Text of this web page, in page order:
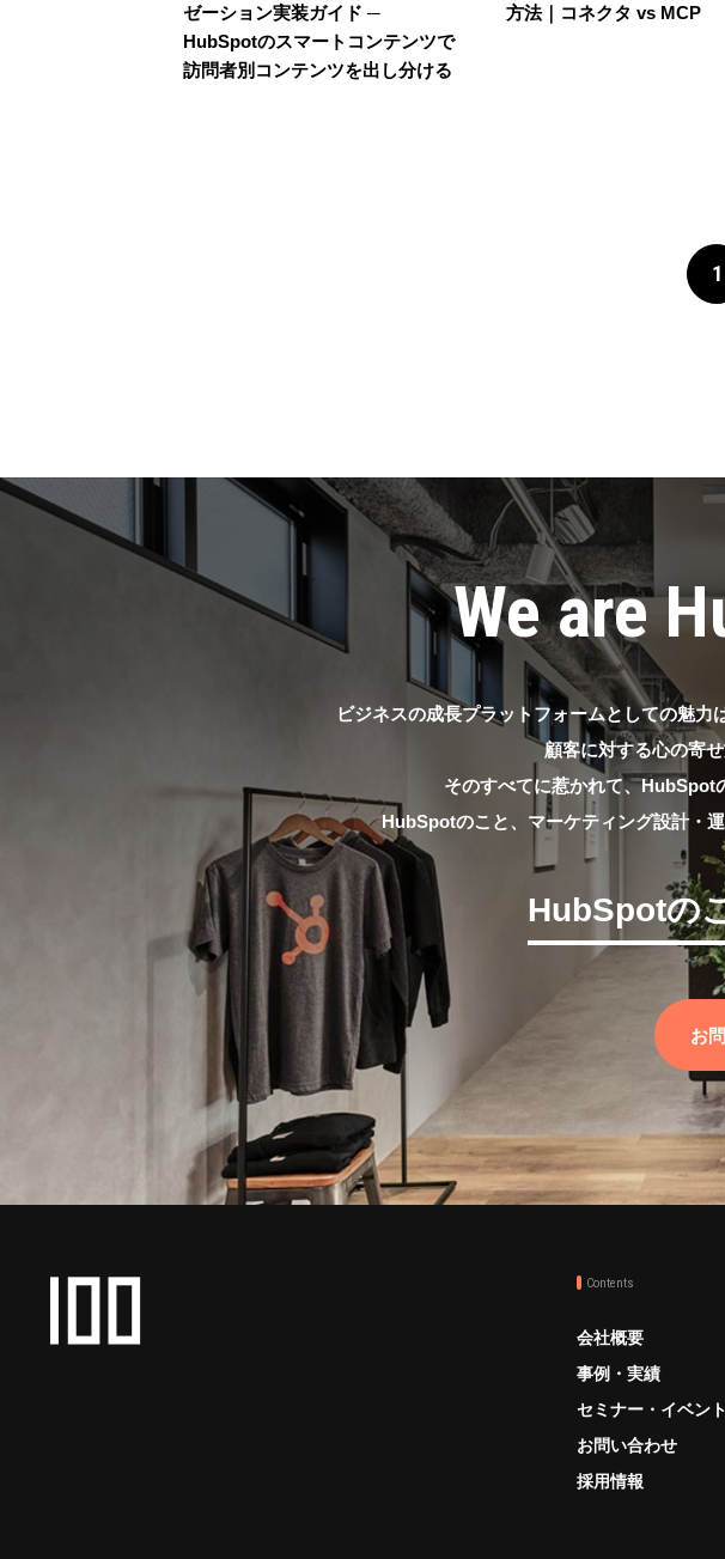
ゼーション実装ガイド ─
HubSpotのスマートコンテンツで
訪問者別コンテンツを出し分ける
方法｜コネクタ vs MCP
1
We are
ビジネスの成長プラットフォームとしての魅力
顧客に対する心の寄
そのすべてに惹かれて、HubSpot
HubSpotのこと、マーケティング設計・
HubSpotの
お
Contents
会社概要
事例・実績
セミナー・イベント
お問い合わせ
採用情報